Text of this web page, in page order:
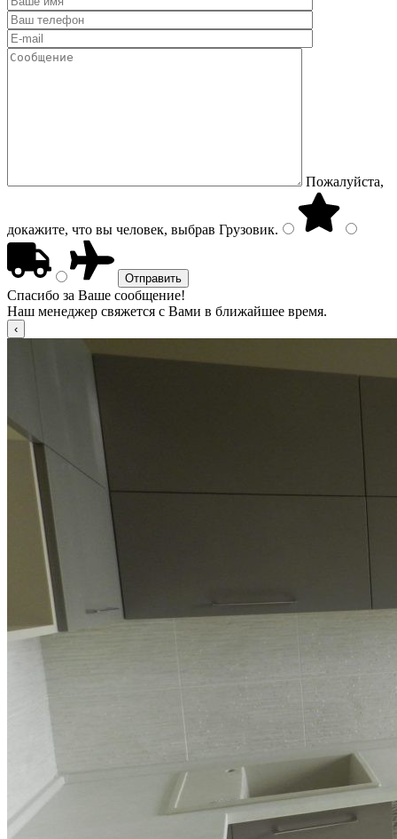
Пожалуйста,
докажите, что вы человек, выбрав Грузовик.
Спасибо за Ваше сообщение!
Наш менеджер свяжется с Вами в ближайшее время.